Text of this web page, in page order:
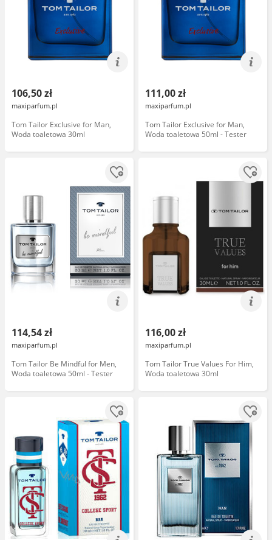
106,50 zł
maxiparfum.pl
Tom Tailor Exclusive for Man,
Woda toaletowa 30ml
111,00 zł
maxiparfum.pl
Tom Tailor Exclusive for Man,
Woda toaletowa 50ml - Tester
114,54 zł
maxiparfum.pl
Tom Tailor Be Mindful for Men,
Woda toaletowa 50ml - Tester
116,00 zł
maxiparfum.pl
Tom Tailor True Values For Him,
Woda toaletowa 30ml